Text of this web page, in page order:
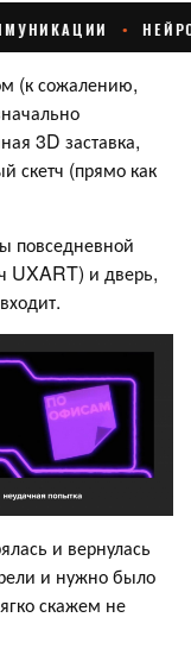
(к сожалению,
3D заставка,
скетч (прямо как
повседневной
UXART) и дверь,
и вернулась
и нужно было
скажем не